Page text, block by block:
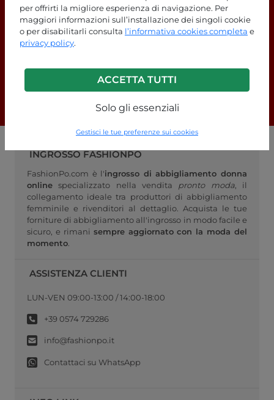
per offrirti la migliore esperienza di navigazione. Per
maggiori informazioni sull’installazione dei singoli cookie
o per disabilitarli consulta l’informativa cookies completa e
privacy policy.
ACCETTA TUTTI
Solo gli essenziali
Gestisci le tue preferenze sui cookies
Stai cercando delle risposte?
Dai un'occhiata alla nostra pagina
FAQ!
F.A.Q.
INGROSSO FASHIONPO
FashionPo.com è l'ingrosso di abbigliamento donna
online specializzato nella vendita pronto moda, il
collegamento ideale tra produttori di abbigliamento
femminile e rivenditori al dettaglio. Acquista le tue
forniture di abbigliamento all'ingrosso in modo facile e
sicuro, e rimani sempre aggiornato con la moda del
momento.
ASSISTENZA CLIENTI
LUN-VEN 09:00-13:00 / 14:00-18:00
+39 0574 729286
info@fashionpo.it
Contattaci su WhatsApp